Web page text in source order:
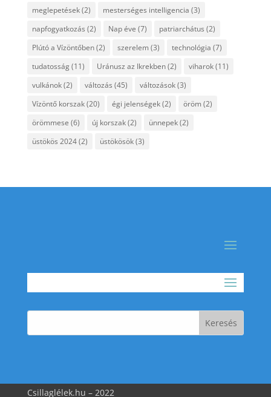
meglepetések(2) mesterséges intelligencia (3)
napfogyatkozás (2) Nap éve (7) patriarchátus (2)
Plútó a Vízöntőben(2) szerelem (3) technológia (7)
tudatosság(11) Uránusz az Ikrekben(2) viharok(11)
vulkánok(2) változás (45) változások(3)
Vízöntő korszak(20) égi jelenségek(2) öröm (2)
örömmese (6) új korszak(2) ünnepek(2)
üstökös 2024(2) üstökösök(3)
Csillaglélek.hu – 2022